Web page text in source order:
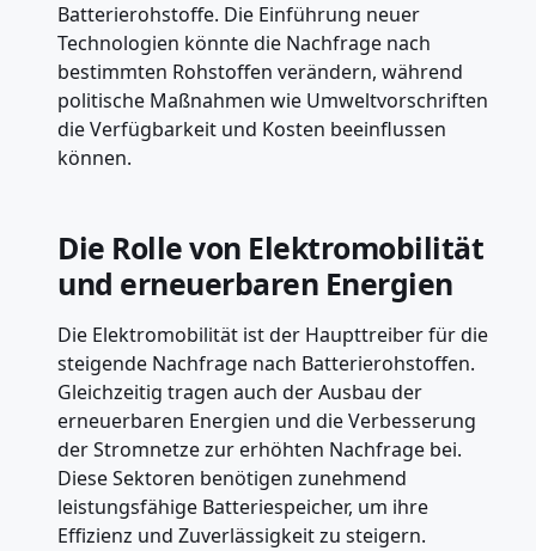
Batterierohstoffe. Die Einführung neuer
Technologien könnte die Nachfrage nach
bestimmten Rohstoffen verändern, während
politische Maßnahmen wie Umweltvorschriften
die Verfügbarkeit und Kosten beeinflussen
können.
Die Rolle von Elektromobilität
und erneuerbaren Energien
Die Elektromobilität ist der Haupttreiber für die
steigende Nachfrage nach Batterierohstoffen.
Gleichzeitig tragen auch der Ausbau der
erneuerbaren Energien und die Verbesserung
der Stromnetze zur erhöhten Nachfrage bei.
Diese Sektoren benötigen zunehmend
leistungsfähige Batteriespeicher, um ihre
Effizienz und Zuverlässigkeit zu steigern.